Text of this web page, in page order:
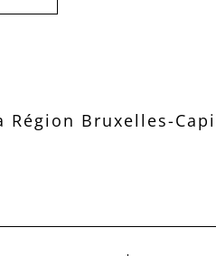
Bruxelles-